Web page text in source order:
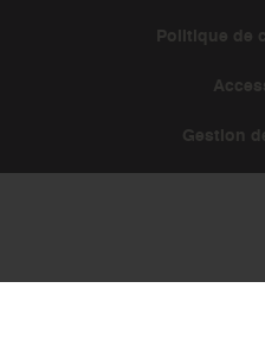
Politique de
Gestion